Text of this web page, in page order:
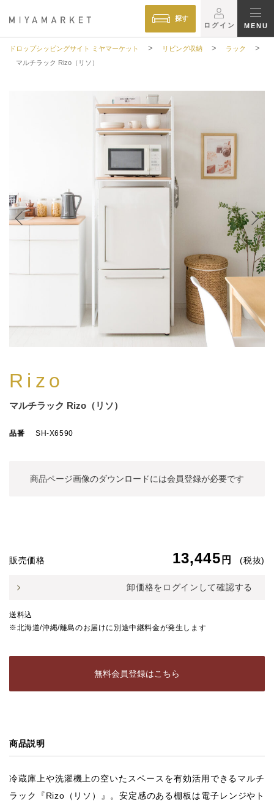
探す
ログイン
MENU
ドロップシッピングサイト ミヤマーケット > リビング収納 > ラック >
マルチラック Rizo（リソ）
Rizo
マルチラック Rizo（リソ）
品番 SH-X6590
商品ページ画像のダウンロードには会員登録が必要です
販売価格 13,445 円 (税抜)
卸価格をログインして確認する
送料込
※北海道/沖縄/離島のお届けに別途中継料金が発生します
無料会員登録はこちら
商品説明
冷蔵庫上や洗濯機上の空いたスペースを有効活用できるマルチ
ラック『Rizo（リソ）』。安定感のある棚板は電子レンジやト